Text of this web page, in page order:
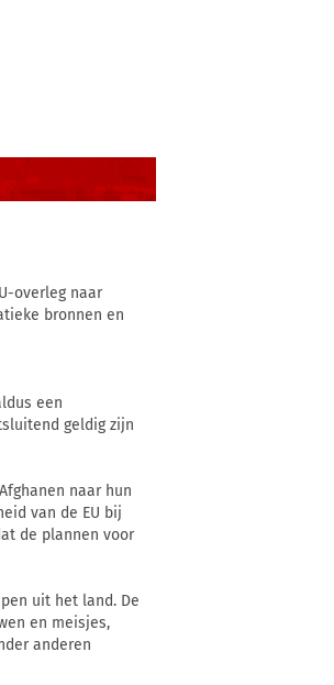
overleg naar
bronnen en
een
geldig zijn
naar hun
van de EU bij
de plannen voor
uit het land. De
en meisjes,
anderen